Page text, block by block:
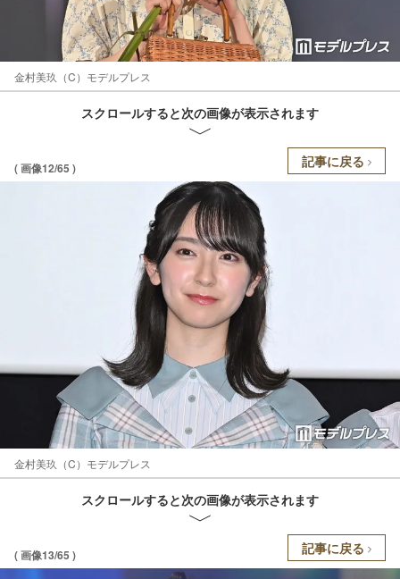
金村美玖（C）モデルプレス
スクロールすると次の画像が表示されます
( 画像12/65 ) 記事に戻る
金村美玖（C）モデルプレス
スクロールすると次の画像が表示されます
( 画像13/65 ) 記事に戻る